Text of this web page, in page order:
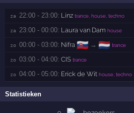
za 22:00 - 23:00: Linz trance, house, techno
za 23:00 - 00:00: Laura van Dam house
zo 00:00 - 03:00: Nifra 🇸🇰 → 🇳🇱 trance
zo 03:00 - 04:00: CIS trance
zo 04:00 - 05:00: Erick de Wit house, techno
Statistieken